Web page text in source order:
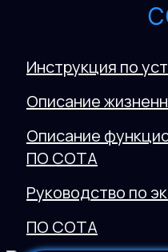
Инструкция по
Описание
Описание
ПО СОТА
Руководство по
ПО СОТА